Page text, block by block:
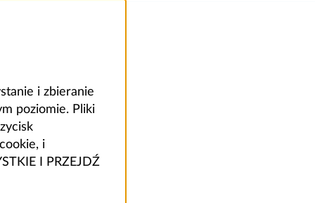
i zbieranie
poziomie. Pliki
i
I PRZEJDŹ